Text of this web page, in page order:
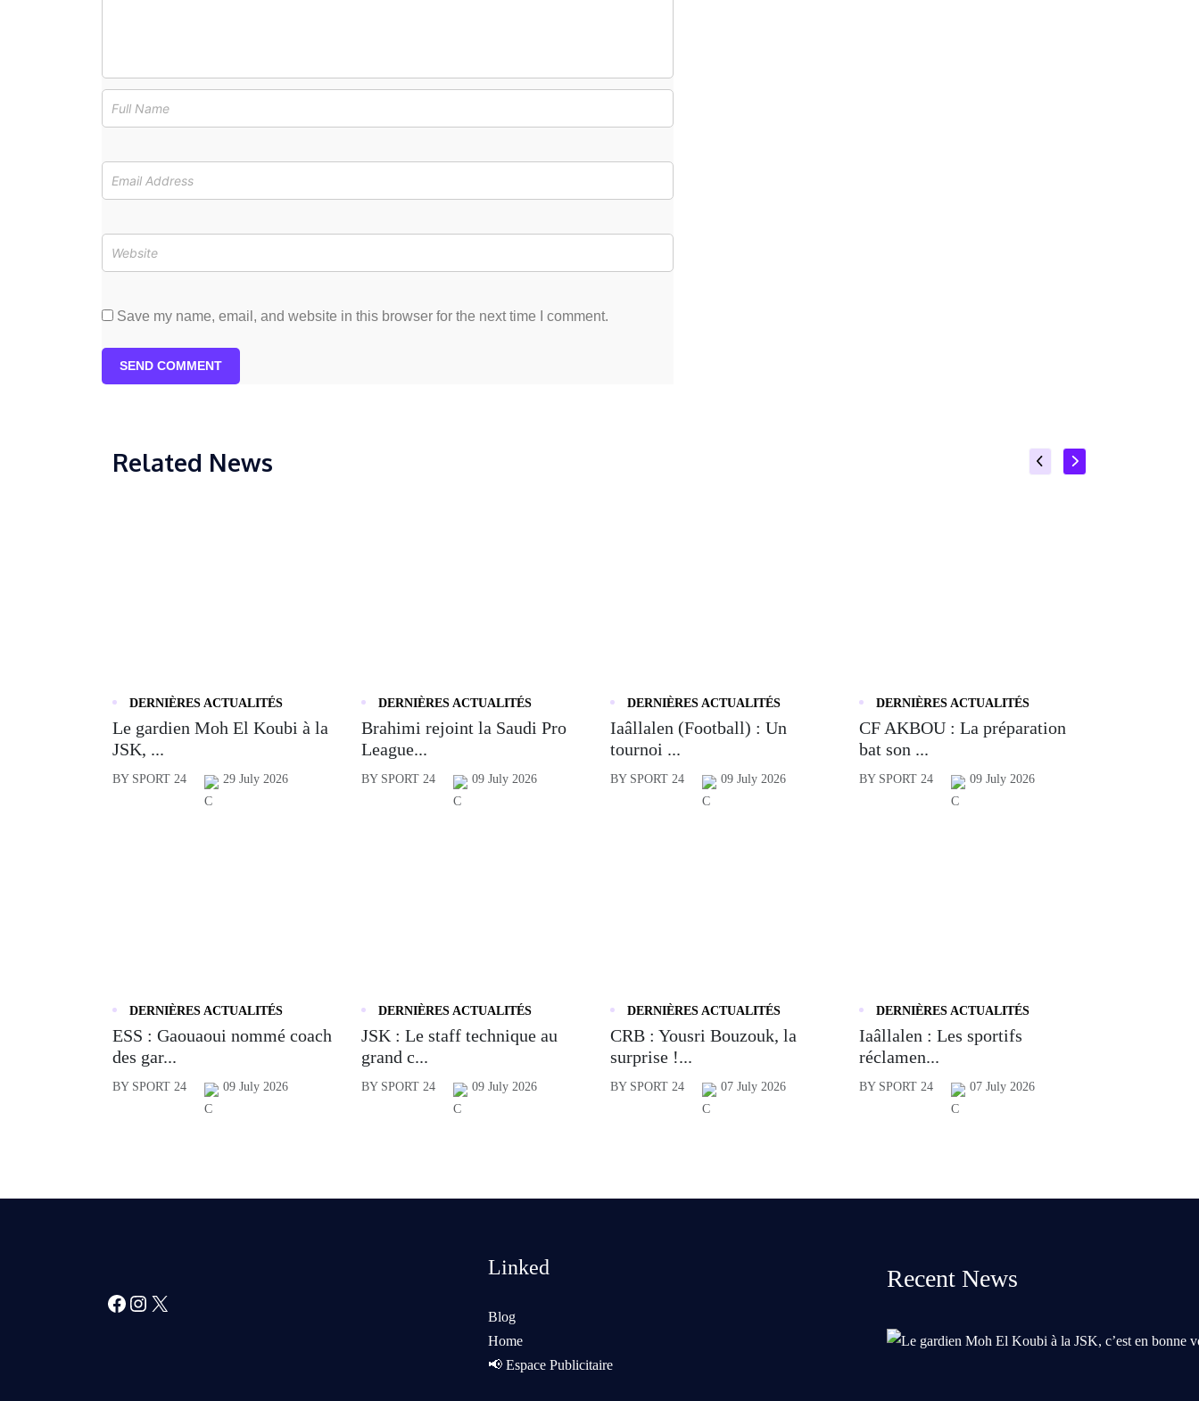
Save my name, email, and website in this browser for the next time I comment.
SEND COMMENT
Related News
DERNIÈRES ACTUALITÉS
Le gardien Moh El Koubi à la
JSK, ...
BY SPORT 24 29 July 2026
DERNIÈRES ACTUALITÉS
Brahimi rejoint la Saudi Pro
League...
BY SPORT 24 09 July 2026
DERNIÈRES ACTUALITÉS
Iaâllalen (Football) : Un
tournoi ...
BY SPORT 24 09 July 2026
DERNIÈRES ACTUALITÉS
CF AKBOU : La préparation
bat son ...
BY SPORT 24 09 July 2026
DERNIÈRES ACTUALITÉS
ESS : Gaouaoui nommé coach
des gar...
BY SPORT 24 09 July 2026
DERNIÈRES ACTUALITÉS
JSK : Le staff technique au
grand c...
BY SPORT 24 09 July 2026
DERNIÈRES ACTUALITÉS
CRB : Yousri Bouzouk, la
surprise !...
BY SPORT 24 07 July 2026
DERNIÈRES ACTUALITÉS
Iaâllalen : Les sportifs
réclamen...
BY SPORT 24 07 July 2026
Facebook
Instagram
X
Linked
Blog
Home
📢 Espace Publicitaire
Recent News